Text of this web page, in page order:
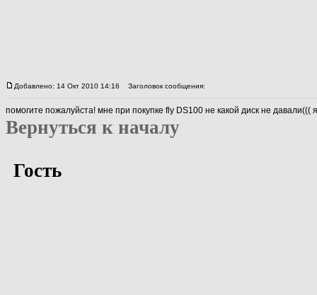
Добавлено: 14 Окт 2010 14:16 Заголовок сообщения:
помогите пожалуйста! мне при покупке fly DS100 не какой диск не
Вернуться к началу
Гость